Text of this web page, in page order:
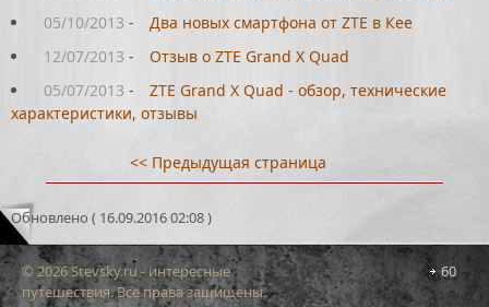
05/10/2013 -
Два новых смартфона от ZTE в Кее
12/07/2013 -
Отзыв о ZTE Grand X Quad
05/07/2013 -
ZTE Grand X Quad - обзор, технические
характеристики, отзывы
<< Предыдущая страница
Обновлено ( 16.09.2016 02:08 )
60
© 2026 Stevsky.ru - интересные
путешествия. Все права защищены.